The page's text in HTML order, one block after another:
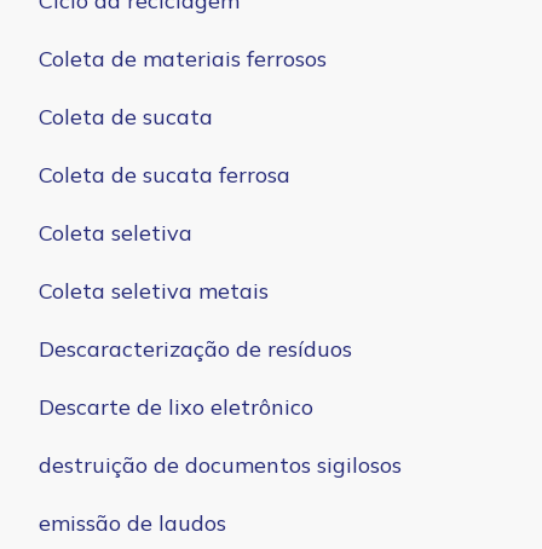
Coleta de materiais ferrosos
Coleta de sucata
Coleta de sucata ferrosa
Coleta seletiva
Coleta seletiva metais
Descaracterização de resíduos
Descarte de lixo eletrônico
destruição de documentos sigilosos
emissão de laudos